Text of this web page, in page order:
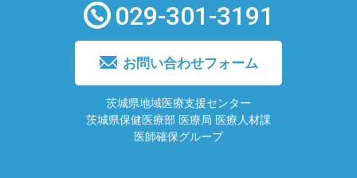
029-301-3191
お問い合わせフォーム
茨城県地域医療支援センター
茨城県保健医療部 医療局 医療人材課
医師確保グループ